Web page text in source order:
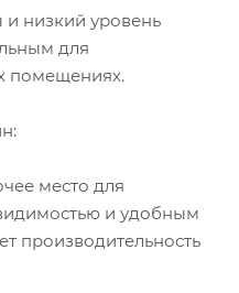
уровень
для
помещениях.
место для
и удобным
производительность